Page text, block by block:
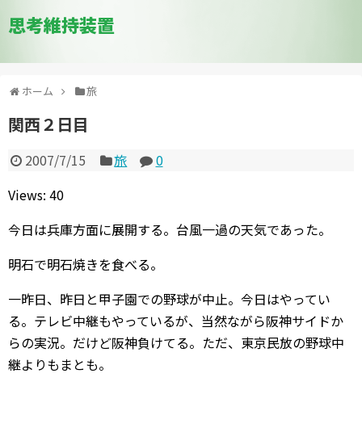
思考維持装置
ホーム 旅
関西２日目
2007/7/15 旅
0
Views: 40
今日は兵庫方面に展開する。台風一過の天気であった。
明石で明石焼きを食べる。
一昨日、昨日と甲子園での野球が中止。今日はやってい
る。テレビ中継もやっているが、当然ながら阪神サイドか
らの実況。だけど阪神負けてる。ただ、東京民放の野球中
継よりもまとも。